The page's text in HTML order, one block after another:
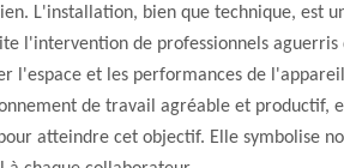
L'installation, bien que technique, est
l'intervention de professionnels aguerris
l'espace et les performances de
de travail agréable et productif,
atteindre cet objectif. Elle symbolise